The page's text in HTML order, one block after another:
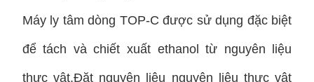
Máy ly tâm dòng TOP-C được sử dụng đặc biệt
để tách và chiết xuất ethanol từ nguyên liệu
thực vật.Đặt nguyên liệu nguyên liệu thực vật